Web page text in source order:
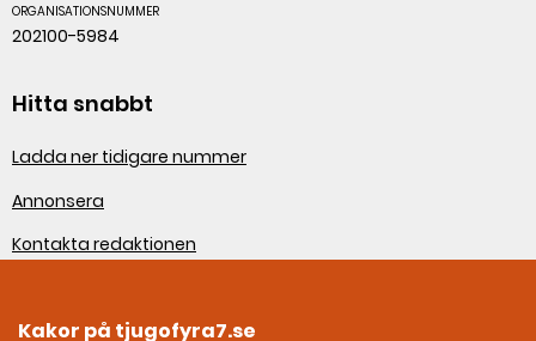
ORGANISATIONSNUMMER
202100-5984
Hitta snabbt
Ladda ner tidigare nummer
Annonsera
Kontakta redaktionen
Kakor på tjugofyra7.se